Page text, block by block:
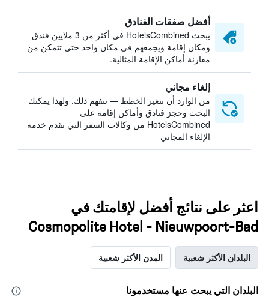
أفضل صفقات الفنادق
يبحث HotelsCombined في أكثر من 3 ملايين فندق
ومكان إقامة ويجمعهم في مكان واحد حتى تتمكن من
مقارنة أماكن الإقامة المثالية.
إلغاء مجاني
من الوارد أن تتغير الخطط — نتفهم ذلك. ولهذا يمكنك
البحث وحجز فنادق وأماكن إقامة على
HotelsCombined من وكالات السفر التي تقدم خدمة
الإلغاء المجاني
اعثر على نتائج أفضل لإقامتك في
Cosmopolite Hotel - Nieuwpoort-Bad
البلدان الأكثر شعبية المدن الأكثر شعبية
البلدان التي يبحث عنها مستخدمونا